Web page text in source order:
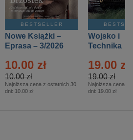
BESTSELLER
Nowe Książki –
Eprasa – 3/2026
10.00 zł
10.00 zł
Najniższa cena z ostatnich 30
dni: 10.00 zł
Wojsko i
Technika
– 2/2026
19.00 zł
19.00 zł
Najniższa cena z
dni: 19.00 zł